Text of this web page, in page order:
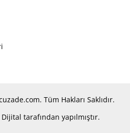
Tüm Hakları Saklıdır.
tarafından yapılmıştır.